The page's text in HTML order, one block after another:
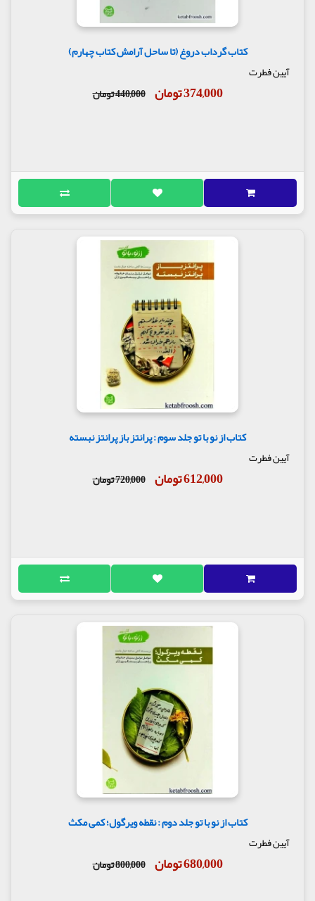
کتاب گرداب دروغ (تا ساحل آرامش کتاب چهارم)
آیین فطرت
374,000 تومان 440,000 تومان
کتاب از نو با تو جلد سوم : پرانتز باز پرانتز نبسته
آیین فطرت
612,000 تومان 720,000 تومان
کتاب از نو با تو جلد دوم : نقطه ویرگول؛ کمی مکث
آیین فطرت
680,000 تومان 800,000 تومان